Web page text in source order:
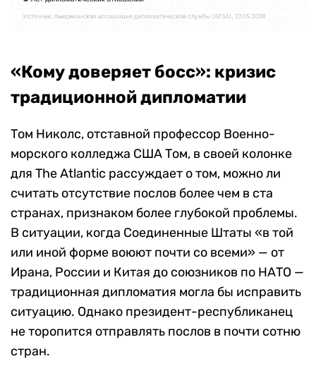
«Кому доверяет босс»: кризис
традиционной дипломатии
Том Николс, отставной профессор Военно-
морского колледжа США Том, в своей колонке
для The Atlantic рассуждает о том, можно ли
считать отсутствие послов более чем в ста
странах, признаком более глубокой проблемы.
В ситуации, когда Соединенные Штаты «в той
или иной форме воюют почти со всеми» — от
Ирана, России и Китая до союзников по НАТО —
традиционная дипломатия могла бы исправить
ситуацию. Однако президент-республиканец
не торопится отправлять послов в почти сотню
стран.